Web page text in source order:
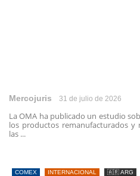
Mercojuris 31 de julio de 2026
La OMA ha publicado un estudio
los productos remanufacturados y
las ...
COMEX INTERNACIONAL 🇦🇷 ARG